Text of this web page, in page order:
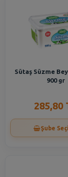
Sütaş Süzme
900 gr
285,80
Şube